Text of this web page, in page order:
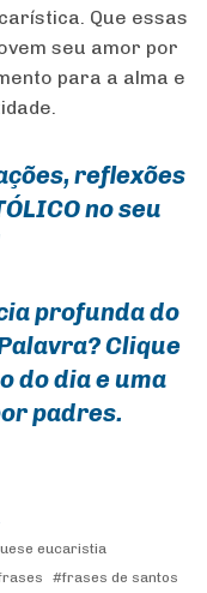
Que essas
seu amor por
para a alma e
reflexões
no seu
profunda do
Clique
do dia e uma
padres.
eucaristia
frases de santos